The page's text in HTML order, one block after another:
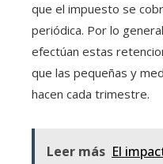
que el impuesto se
periódica. Por lo
efectúan estas
que las pequeñas y
hacen cada trimestre.
Leer más El